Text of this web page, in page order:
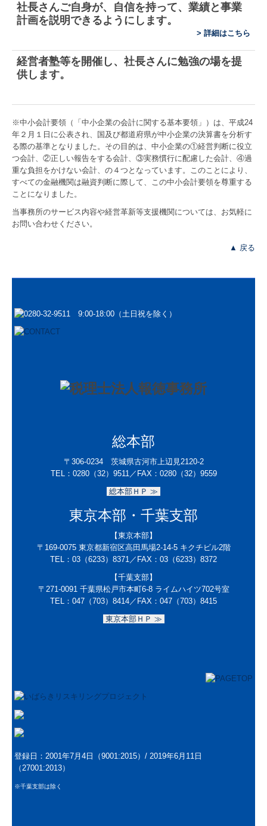
中堅大企業支援
医業経営支援
一円会
お客様の声
採用情報
採用メッセージ
募集要項
電帳法・インボイス最新情報
経営改善計画の策定支援
経営改善オンデマンド講座
国の共済制度活用コーナー
TKCシステムのご紹介
TKCシステムQ&A
社長さんご自身が、自信を持って、業績と事業
計画を説明できるようにします。
> 詳細はこちら
経営者塾等を開催 し、 社長さんに勉強の場を提
供します。
※中小会計要領（「中小企業の会計に関する基本要領」）は、平成24
年２月１日に公表され、国及び都道府県が中小企業の決算書を分析す
る際の基準となりました。その目的は、中小企業の①経営判断に役立
つ会計、②正しい報告をする会計、③実務慣行に配慮した会計、④過
重な負担をかけない会計、の４つとなっています。このことにより、
すべての金融機関は融資判断に際して、この中小会計要領を尊重する
ことになりました。
当事務所のサービス内容や経営革新等支援機関については、お気軽に
お問い合わせください。
▲ 戻る
総本部
〒306-0234 茨城県古河市上辺見2120-2
TEL： 0280（32）9511／ FAX：0280（32）9559
総本部ＨＰ ≫
東京本部・千葉支部
【東京本部】
〒169-0075 東京都新宿区高田馬場2-14-5 キクチビル2階
TEL： 03（6233）8371 ／FAX： 03（6233）8372
【千葉支部】
〒271-0091 千葉県松戸市本町6-8 ライムハイツ702号室
TEL：047（703）8414／ FAX：047（703）8415
東京本部ＨＰ ≫
登録日：2001年7月4日（9001:2015）/ 2019年6月11日
（27001:2013）
※千葉支部は除く